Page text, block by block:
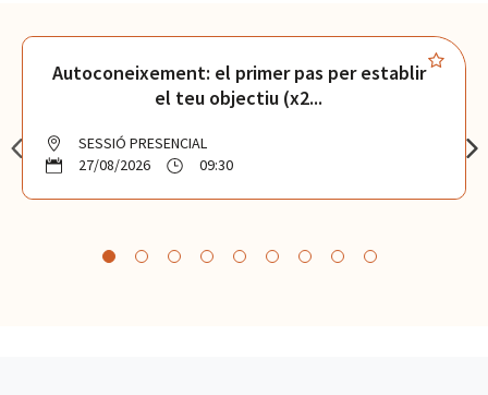
Autoconeixement: el primer pas per establir
el teu objectiu (x2...
SESSIÓ PRESENCIAL
27/08/2026
09:30